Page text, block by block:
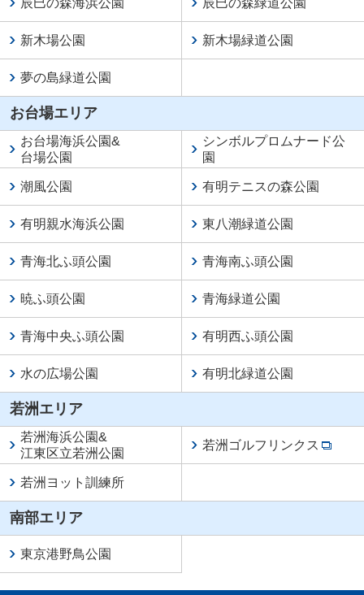
辰巳の森海浜公園 辰巳の森緑道公園
新木場公園 新木場緑道公園
夢の島緑道公園
お台場エリア
お台場海浜公園&
台場公園
シンボルプロムナード公
園
潮風公園 有明テニスの森公園
有明親水海浜公園 東八潮緑道公園
青海北ふ頭公園 青海南ふ頭公園
暁ふ頭公園 青海緑道公園
青海中央ふ頭公園 有明西ふ頭公園
水の広場公園 有明北緑道公園
若洲エリア
若洲海浜公園&
江東区立若洲公園
若洲ゴルフリンクス
若洲ヨット訓練所
南部エリア
東京港野鳥公園